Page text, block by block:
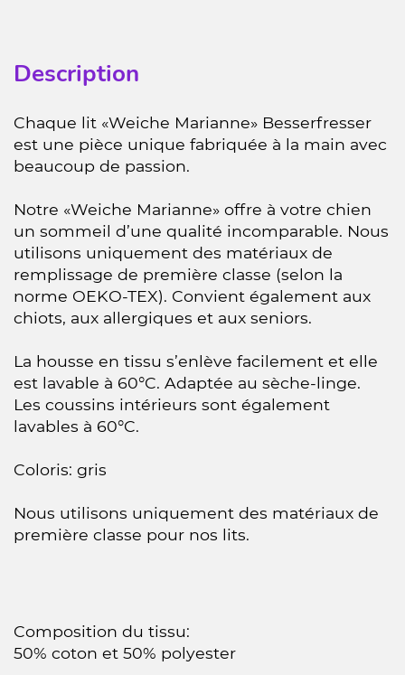
Description
Chaque lit «Weiche Marianne» Besserfresser
est une pièce unique fabriquée à la main avec
beaucoup de passion.
Notre «Weiche Marianne» offre à votre chien
un sommeil d’une qualité incomparable. Nous
utilisons uniquement des matériaux de
remplissage de première classe (selon la
norme OEKO-TEX). Convient également aux
chiots, aux allergiques et aux seniors.
La housse en tissu s’enlève facilement et elle
est lavable à 60°C. Adaptée au sèche-linge.
Les coussins intérieurs sont également
lavables à 60°C.
Coloris: gris
Nous utilisons uniquement des matériaux de
première classe pour nos lits.
Composition du tissu:
50% coton et 50% polyester